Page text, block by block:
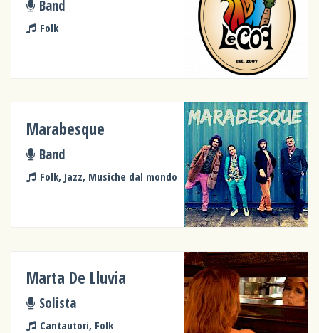
Band
Folk
Marabesque
Band
Folk, Jazz, Musiche dal mondo
Marta De Lluvia
Solista
Cantautori, Folk